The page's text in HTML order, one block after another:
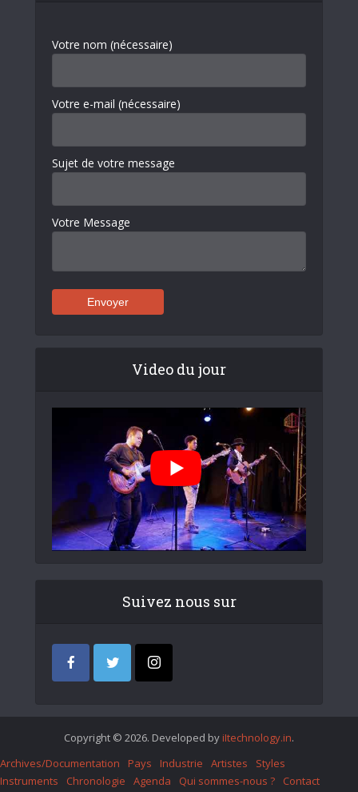
Votre nom (nécessaire)
Votre e-mail (nécessaire)
Sujet de votre message
Votre Message
Video du jour
Suivez nous sur
Copyright © 2026. Developed by iItechnology.in.
Archives/Documentation
Pays Industrie Artistes
Styles
Instruments
Chronologie Agenda Qui sommes-nous ? Contact